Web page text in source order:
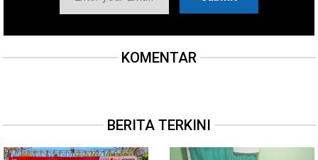
KOMENTAR
BERITA TERKINI